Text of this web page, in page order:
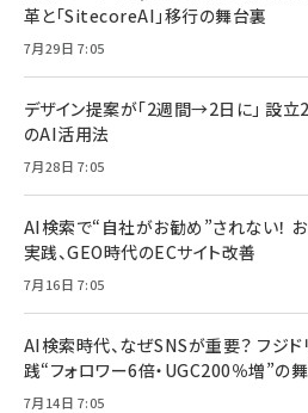
革と「SitecoreAI」移行の舞台裏
7月29日 7:05
デザイン提案が「2週間→2日に」 設
のAI活用法
7月28日 7:05
AI検索で“自社がお勧め”されない！
実践、GEO時代のECサイト改善
7月16日 7:05
AI検索時代、なぜSNSが重要？ フジド
践“フォロワー6倍・UGC200％増”の
7月14日 7:05